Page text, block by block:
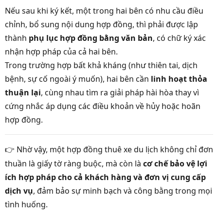
Nếu sau khi ký kết, một trong hai bên có nhu cầu điều
chỉnh, bổ sung nội dung hợp đồng, thì phải được lập
thành phụ lục hợp đồng bằng văn bản, có chữ ký xác
nhận hợp pháp của cả hai bên.
Trong trường hợp bất khả kháng (như thiên tai, dịch
bệnh, sự cố ngoài ý muốn), hai bên cần linh hoạt thỏa
thuận lại, cùng nhau tìm ra giải pháp hài hòa thay vì
cứng nhắc áp dụng các điều khoản về hủy hoặc hoãn
hợp đồng.
👉 Nhờ vậy, một hợp đồng thuê xe du lịch không chỉ đơn
thuần là giấy tờ ràng buộc, mà còn là cơ chế bảo vệ lợi
ích hợp pháp cho cả khách hàng và đơn vị cung cấp
dịch vụ, đảm bảo sự minh bạch và công bằng trong mọi
tình huống.